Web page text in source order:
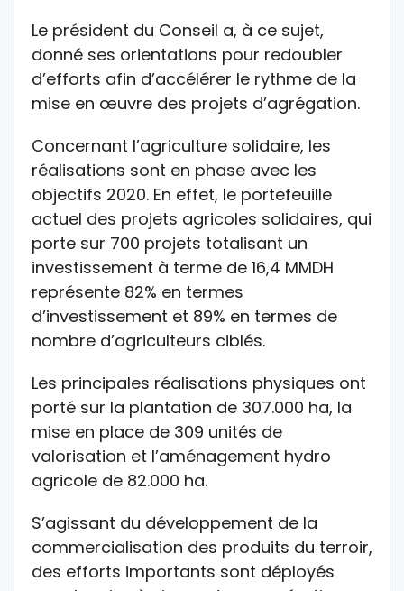
Le président du Conseil a, à ce sujet,
donné ses orientations pour redoubler
d’efforts afin d’accélérer le rythme de la
mise en œuvre des projets d’agrégation.
Concernant l’agriculture solidaire, les
réalisations sont en phase avec les
objectifs 2020. En effet, le portefeuille
actuel des projets agricoles solidaires, qui
porte sur 700 projets totalisant un
investissement à terme de 16,4 MMDH
représente 82% en termes
d’investissement et 89% en termes de
nombre d’agriculteurs ciblés.
Les principales réalisations physiques ont
porté sur la plantation de 307.000 ha, la
mise en place de 309 unités de
valorisation et l’aménagement hydro
agricole de 82.000 ha.
S’agissant du développement de la
commercialisation des produits du terroir,
des efforts importants sont déployés